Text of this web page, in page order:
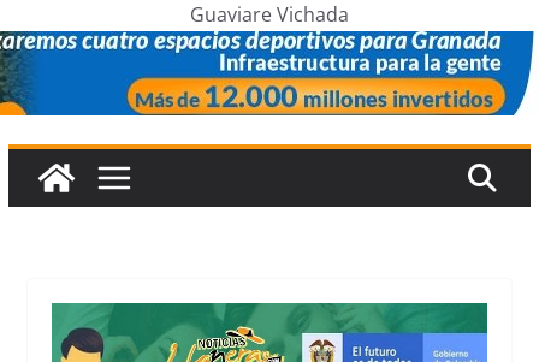
Guaviare Vichada